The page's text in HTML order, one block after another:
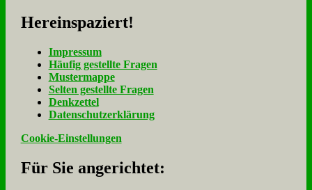
Her­ein­spa­ziert!
Im­pres­sum
Häu­fig ge­stell­te Fra­gen
Mu­ster­map­pe
Sel­ten ge­stell­te Fra­gen
Denk­zet­tel
Da­ten­schutz­er­klä­rung
Cookie-Einstellungen
Für Sie an­ge­rich­tet: